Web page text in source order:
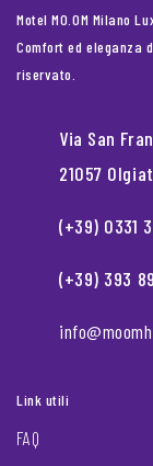
Motel MO.OM Milano
Comfort ed eleganza
riservato.
Via San
21057
(+39) 0331
(+39) 393
Link utili
FAQ